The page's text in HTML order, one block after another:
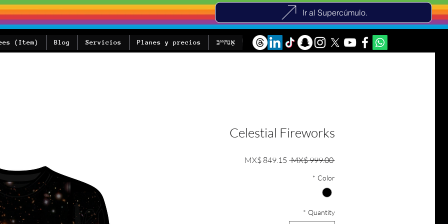
Ir al Supercúmulo.
אָנהייב Planes y precios
Servicios
Blog
(Item)
Celestial Fireworks
MX$ 999.00
Regular Price
MX$ 849.15
Color
*
Quantity
*